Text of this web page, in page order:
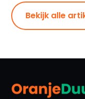
Bekijk alle